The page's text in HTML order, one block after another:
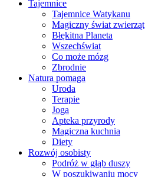
Tajemnice
Tajemnice Watykanu
Magiczny świat zwierząt
Błękitna Planeta
Wszechświat
Co może mózg
Zbrodnie
Natura pomaga
Uroda
Terapie
Joga
Apteka przyrody
Magiczna kuchnia
Diety
Rozwój osobisty
Podróż w głąb duszy
W poszukiwaniu mocy